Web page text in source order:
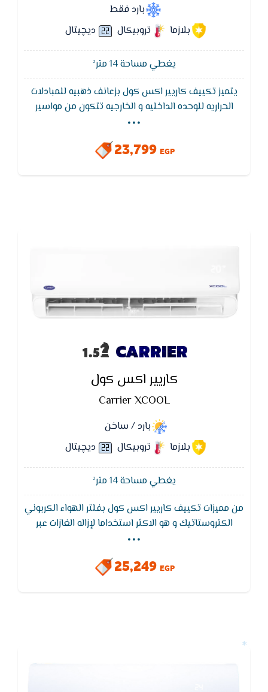
بارد فقط
بلازما
تروبيكال ديچيتال
يغطي مساحة 14 متر²
يتميز تكييف كاريير اكس كول بزعانف ذهبيه للمبادلات
الحراريه للوحده الداخليه و الخارجيه تتكون من مواسير
نحاس عاليه الجوده بها تجاويف داخليه تعمل على زياده
سطح التبادل الحراري بين الفريون و الهواء بالاضافه الي
زعانف ألمونيوم ذهبيه معالجه كميائيا لزيادة الكفاءه و عمر
...
23,799 EGP
CARRIER
كاريير اكس كول
Carrier XCOOL
بارد / ساخن
بلازما
تروبيكال ديچيتال
يغطي مساحة 14 متر²
من مميزات تكييف كاريير اكس كول بفلتر الهواء الكربوني
الكتروستاتيك و هو الاكثر استخداما لإزاله الغازات عبر
طبقه من الكربون النشط و يسمي ايضا الفحم النشط و
يستخدم عاده لإزاله المركبات العضويه المتطايره المنبعثه
عاده في المنزل كما يستخدم ايضا لإزاله الروائح الكريهه
...
25,249 EGP